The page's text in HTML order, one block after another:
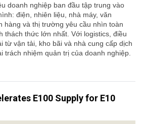
doanh nghiệp ban đầu tập trung vào
điện, nhiên liệu, nhà máy, văn
hàng và thị trường yêu cầu nhìn toàn
thách thức lớn nhất. Với logistics, điều
từ vận tải, kho bãi và nhà cung cấp dịch
trách nhiệm quản trị của doanh nghiệp.
E100 Supply for E10